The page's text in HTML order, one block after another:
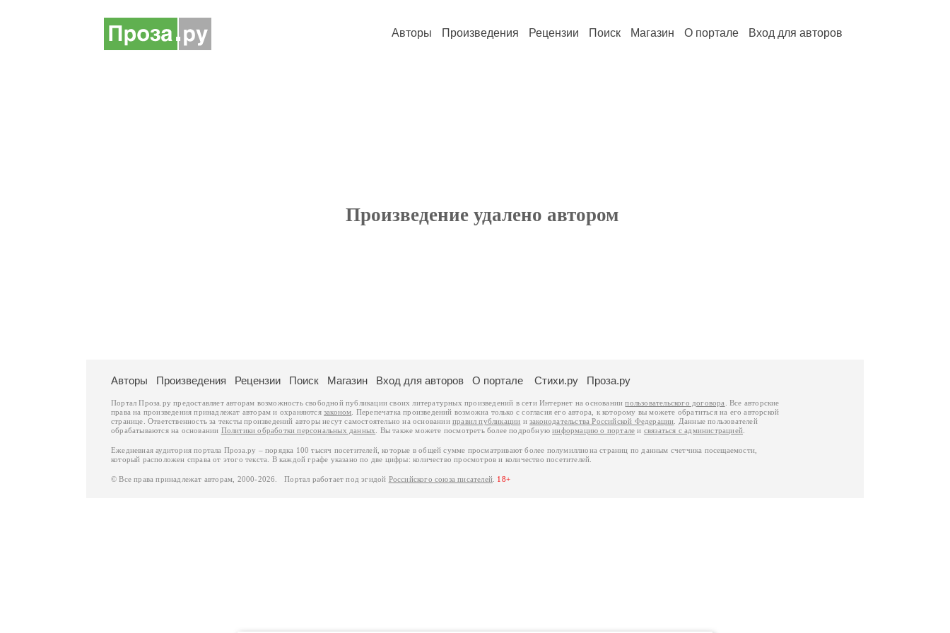
Авторы Произведения Рецензии Поиск Магазин О портале Вход для авторов
Произведение удалено автором
Авторы Произведения Рецензии Поиск Магазин Вход для авторов О портале Стихи.ру Проза.ру
Портал Проза.ру предоставляет авторам возможность свободной публикации своих литературных произведений в сети Интернет на основаниипользовательского договора
. Все авторские
права на произведения принадлежат авторам и охраняются законом . Перепечатка произведений возможна только с согласия его автора, к которому вы можете обратиться на его авторской
странице. Ответственность за тексты произведений авторы несут самостоятельно на основанииправил публикации изаконодательства Российской Федерации . Данные пользователей
обрабатываются на основании Политики обработки персональных данных . Вы также можете посмотреть более подробнуюинформацию о портале и связаться с администрацией
Ежедневная аудитория портала Проза.ру – порядка 100 тысяч посетителей, которые в общей сумме просматривают более полумиллиона страниц по данным счетчика посещаемости,
который расположен справа от этого текста. В каждой графе указано по две цифры: количество просмотров и количество посетителей.
© Все права принадлежат авторам, 2000-2026. Портал работает под эгидой Российского союза писателей 18+